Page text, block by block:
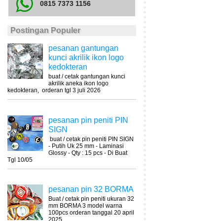
0815 7373 1156
Postingan Populer
pesanan gantungan
kunci akrilik ikon logo
kedokteran
buat / cetak gantungan kunci
akrilik aneka ikon logo
kedokteran, orderan tgl 3 juli 2026
pesanan pin peniti PIN
SIGN
buat / cetak pin peniti PIN SIGN
- Putih Uk 25 mm - Laminasi
Glossy - Qty : 15 pcs - Di Buat
Tgl 10/05
pesanan pin 32 BORMA
Buat / cetak pin peniti ukuran 32
mm BORMA 3 model warna
100pcs orderan tanggal 20 april